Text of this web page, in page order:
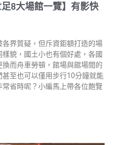
8大場館一覽】有影快
界質疑，但斥資鉅額打造的場
貌，國土小也有個好處，各國
而舟車勞頓，館場與館場間的
至也可以僅用步行10分鐘就能
省時呢？小編馬上帶各位飽覽